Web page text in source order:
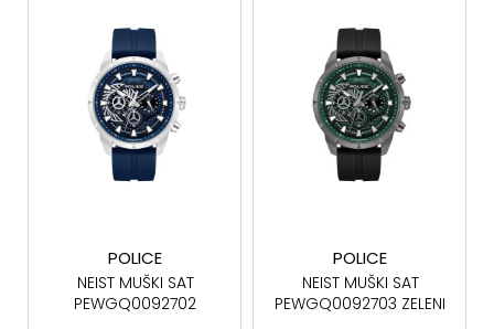
POLICE
NEIST MUŠKI SAT
PEWGQ0092702
POLICE
NEIST MUŠKI SAT
PEWGQ0092703 ZELENI